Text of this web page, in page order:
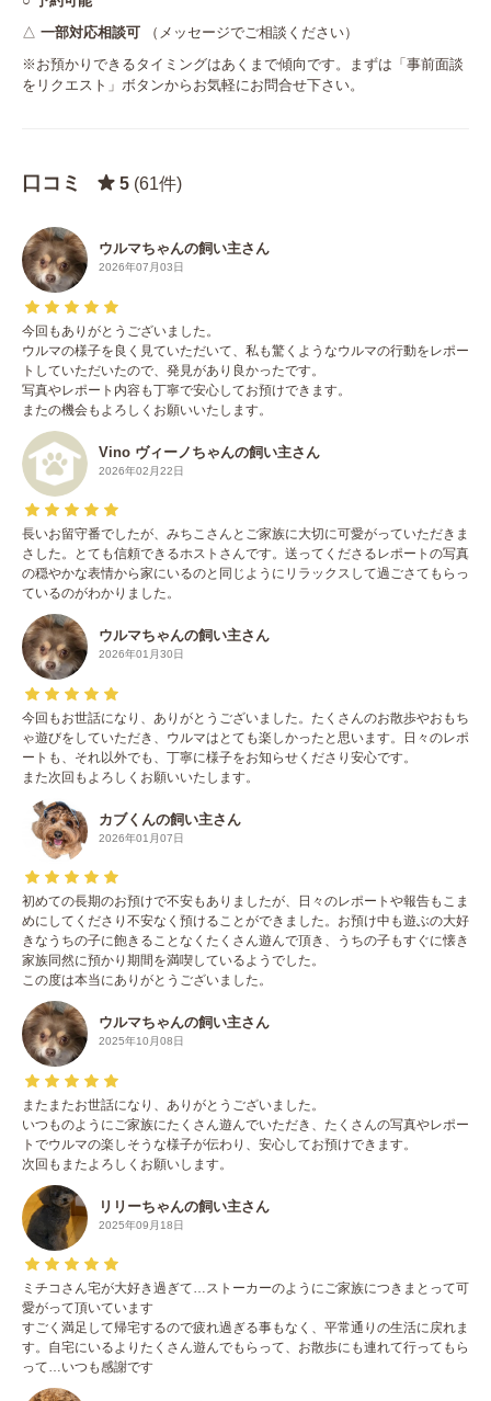
△ 一部対応相談可
（メッセージでご相談ください）
※お預かりできるタイミングはあくまで傾向です。まずは「事前面談
をリクエスト」ボタンからお気軽にお問合せ下さい。
口コミ 5 (61件)
ウルマちゃんの飼い主さん
2026年07月03日
今回もありがとうございました。
ウルマの様子を良く見ていただいて、私も驚くようなウルマの行動をレポー
トしていただいたので、発見があり良かったです。
写真やレポート内容も丁寧で安心してお預けできます。
またの機会もよろしくお願いいたします。
Vino ヴィーノちゃんの飼い主さん
2026年02月22日
長いお留守番でしたが、みちこさんとご家族に大切に可愛がっていただきま
さした。とても信頼できるホストさんです。送ってくださるレポートの写真
の穏やかな表情から家にいるのと同じようにリラックスして過ごさてもらっ
ているのがわかりました。
ウルマちゃんの飼い主さん
2026年01月30日
今回もお世話になり、ありがとうございました。たくさんのお散歩やおもち
ゃ遊びをしていただき、ウルマはとても楽しかったと思います。日々のレポ
ートも、それ以外でも、丁寧に様子をお知らせくださり安心です。
また次回もよろしくお願いいたします。
カブくんの飼い主さん
2026年01月07日
初めての長期のお預けで不安もありましたが、日々のレポートや報告もこま
めにしてくださり不安なく預けることができました。お預け中も遊ぶの大好
きなうちの子に飽きることなくたくさん遊んで頂き、うちの子もすぐに懐き
家族同然に預かり期間を満喫しているようでした。
この度は本当にありがとうございました。
ウルマちゃんの飼い主さん
2025年10月08日
またまたお世話になり、ありがとうございました。
いつものようにご家族にたくさん遊んでいただき、たくさんの写真やレポー
トでウルマの楽しそうな様子が伝わり、安心してお預けできます。
次回もまたよろしくお願いします。
リリーちゃんの飼い主さん
2025年09月18日
ミチコさん宅が大好き過ぎて…ストーカーのようにご家族につきまとって可
愛がって頂いています
すごく満足して帰宅するので疲れ過ぎる事もなく、平常通りの生活に戻れま
す。自宅にいるよりたくさん遊んでもらって、お散歩にも連れて行ってもら
って…いつも感謝です